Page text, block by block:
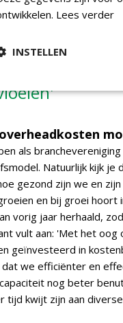
zijn
om zeker
als
Natuurlijk kijk je
gezond zijn we en
en bij groei hoort
vorig jaar herhaald,
vult aan: 'Met het
geïnvesteerd in
we efficiënter en
nog beter
tijd kwijt zijn aan
Lees verder
INSTELLEN